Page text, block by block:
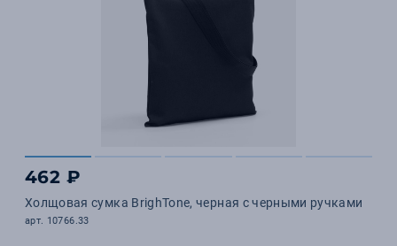
462 ₽
Холщовая сумка BrighTone, черная с черными ручками
арт. 10766.33